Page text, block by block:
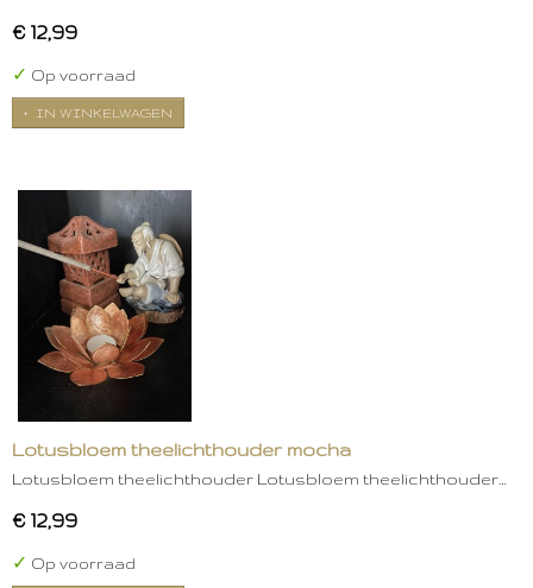
€ 12,99
✓ Op voorraad
IN WINKELWAGEN
Lotusbloem theelichthouder mocha
Lotusbloem theelichthouder Lotusbloem theelichthouder…
€ 12,99
✓ Op voorraad